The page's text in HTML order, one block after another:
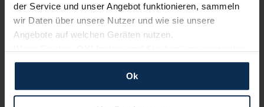
der Service und unser Angebot funktionieren, sammeln
wir Daten über unsere Nutzer und wie sie unsere
Angebote auf welchen Geräten nutzen.
und erlauben uns Cookies für unseren Service zu
verwenden und diese Daten an Dritte weiterzugeben,
etwa an unsere Marketingpartner. Falls Sie dem nicht
Ok